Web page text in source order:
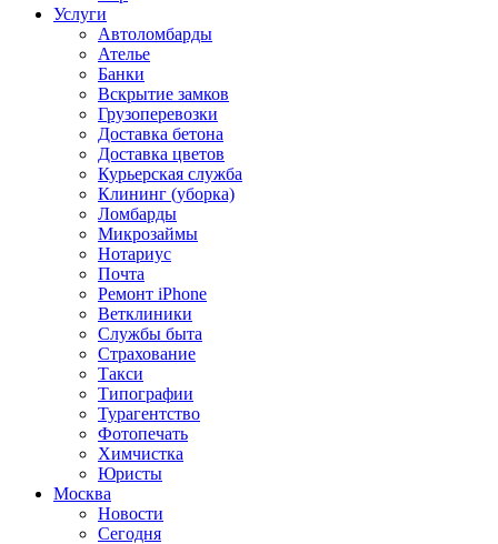
Услуги
Автоломбарды
Ателье
Банки
Вскрытие замков
Грузоперевозки
Доставка бетона
Доставка цветов
Курьерская служба
Клининг (уборка)
Ломбарды
Микрозаймы
Нотариус
Почта
Ремонт iPhone
Ветклиники
Службы быта
Страхование
Такси
Типографии
Турагентство
Фотопечать
Химчистка
Юристы
Москва
Новости
Сегодня